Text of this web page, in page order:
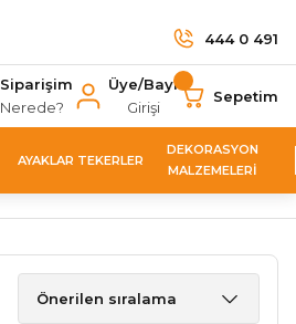
444 0 491
Siparişim
Nerede?
Üye/Bayi
Girişi
Sepetim
AYAKLAR TEKERLER
DEKORASYON
MALZEMELERİ